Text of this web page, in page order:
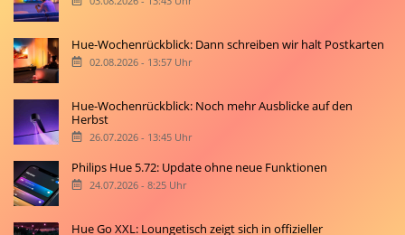
Hue-Wochenrückblick: Dann schreiben wir halt Postkarten
02.08.2026 - 13:57 Uhr
Hue-Wochenrückblick: Noch mehr Ausblicke auf den
Herbst
26.07.2026 - 13:45 Uhr
Philips Hue 5.72: Update ohne neue Funktionen
24.07.2026 - 8:25 Uhr
Hue Go XXL: Loungetisch zeigt sich in offizieller